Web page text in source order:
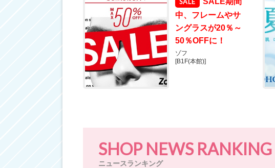
中、フレームやサ
ングラスが20％～
50％OFFに！
ゾフ
[B1F(本館)]
SHOP NEWS RANKING
ニュースランキング